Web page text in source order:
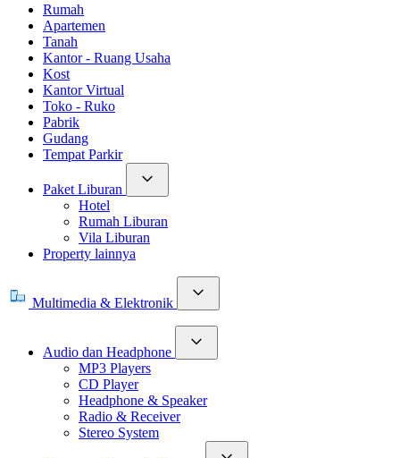
Rumah
Apartemen
Tanah
Kantor - Ruang Usaha
Kost
Kantor Virtual
Toko - Ruko
Pabrik
Gudang
Tempat Parkir
Paket Liburan
Hotel
Rumah Liburan
Vila Liburan
Property lainnya
Multimedia & Elektronik
Audio dan Headphone
MP3 Players
CD Player
Headphone & Speaker
Radio & Receiver
Stereo System